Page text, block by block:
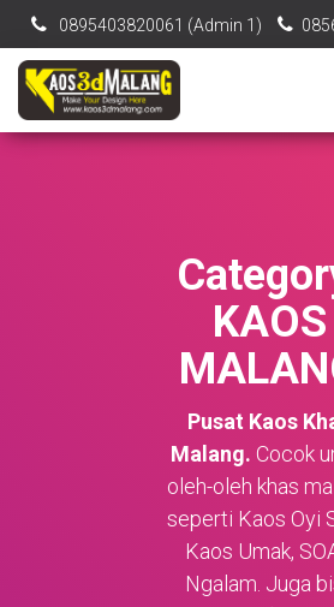
0895403820061‬ (Admin 1)
KAOS
Pusat Kaos
Malang. Cocok
oleh-oleh khas
seperti Kaos Oyi
Kaos Umak,
Ngalam. Juga